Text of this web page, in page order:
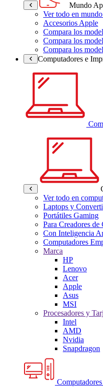
Mundo
Ver todo en
Accesorios Apple
Compara los
Compara los
Compara los
Computadores e
Ver todo en
Laptops y
Portátiles Gaming
Para Creadores de
Con Inteligencia
Computadores
Marca
HP
Lenovo
Acer
Apple
Asus
MSI
Procesadores y
Intel
AMD
Nvidia
Snapdragon